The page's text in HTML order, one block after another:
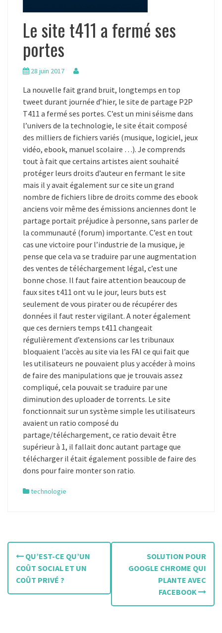
Le site t411 a fermé ses
portes
28 juin 2017
La nouvelle fait grand bruit, longtemps en top
tweet durant journée d’hier, le site de partage P2P
T411 a fermé ses portes. C’est un mini séisme dans
l’univers de la technologie, le site était composé
des milliers de fichiers variés (musique, logiciel, jeux
vidéo, ebook, manuel scolaire …). Je comprends
tout à fait que certains artistes aient souhaité
protéger leurs droits d’auteur en fermant le site
mais il y avait également sur ce site un grand
nombre de fichiers libre de droits comme des ebook
anciens voir même des émissions anciennes dont le
partage portait préjudice à personne, sans parler de
la communauté (forum) importante. C’est en tout
cas une victoire pour l’industrie de la musique, je
pense que cela va se traduire par une augmentation
des ventes de téléchargement légal, c’est une
bonne chose. Il faut faire attention beaucoup de
faux sites t411 ont vu le jour, leurs buts est
seulement de vous pirater ou de récupérer des
données il faut rester vigilant. A noter également
que ces derniers temps t411 changeait
régulièrement d’extensions car les tribunaux
bloquaient l’accès au site via les FAI ce qui fait que
les utilisateurs ne pouvaient plus y accéder à moins
de faire des manipulations que je trouvais assez
compliqué, cela pouvait se traduire par une
diminution des uploader de torrents. Le site
fonctionnait sur un système simple les utilisateurs
avaient un ratio composé du
partage/téléchargement, ce ratio devait être
supérieur à 1, il fallait donc autant partage que
télécharger il était également possible de faire des
dons pour faire monter son ratio.
technologie
N
v
QU’EST-CE QU’UN
COÛT SOCIAL ET UN
COÛT PRIVÉ ?
SOLUTION POUR
GOOGLE CHROME QUI
PLANTE AVEC
FACEBOOK